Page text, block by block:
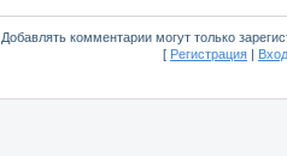
Добавлять комментарии могут только
[ Регистрация | Вход